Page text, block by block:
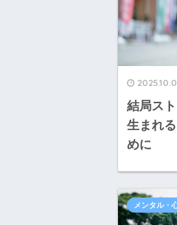
結局ス
生まれ
めに
メンタル・